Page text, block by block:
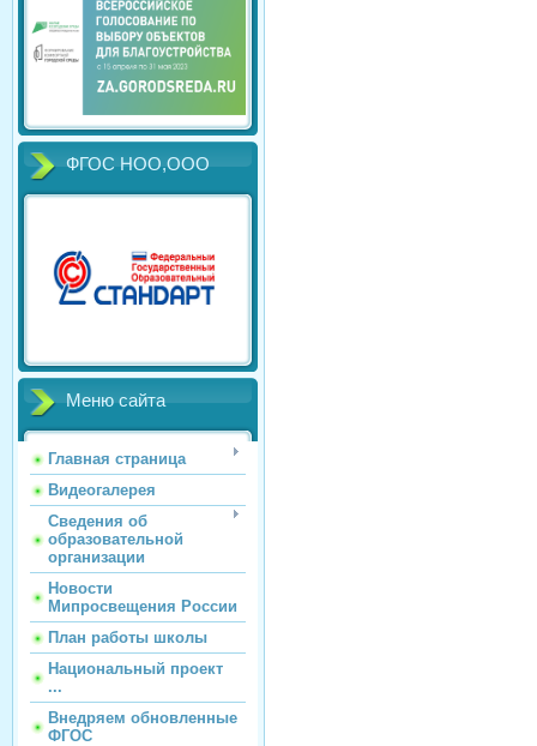
ФГОС НОО,ООО
Меню сайта
Главная страница
Видеогалерея
Сведения об
образовательной
организации
Новости
Мипросвещения России
План работы школы
Национальный проект
...
Внедряем обновленные
ФГОС